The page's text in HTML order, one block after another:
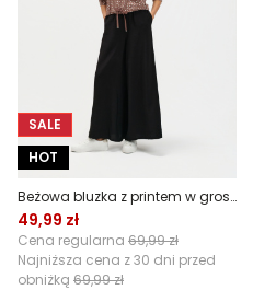
SALE
HOT
Beżowa bluzka z printem w groszki
49,99 zł
Cena regularna 69,99 zł
Najniższa cena z 30 dni przed
obniżką 69,99 zł